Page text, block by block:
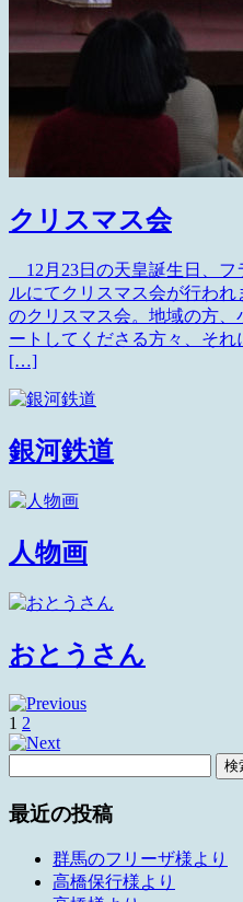
クリスマス会
12月23日の天皇誕生日、フ
ルにてクリスマス会が行わ
のクリスマス会。地域の方
ートしてくださる方々、そ
[…]
銀河鉄道
人物画
おとうさん
1 2
最近の投稿
群馬のフリーザ様より
高橋保行様より